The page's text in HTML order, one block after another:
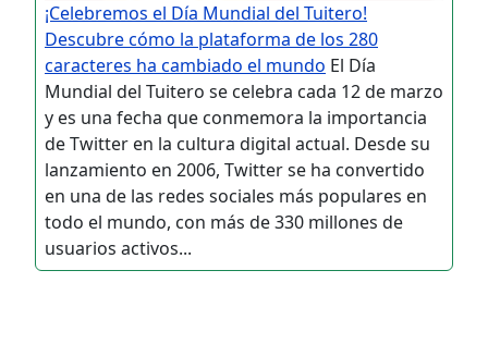
¡Celebremos el Día Mundial del Tuitero!
Descubre cómo la plataforma de los 280
caracteres ha cambiado el mundo El Día
Mundial del Tuitero se celebra cada 12 de marzo
y es una fecha que conmemora la importancia
de Twitter en la cultura digital actual. Desde su
lanzamiento en 2006, Twitter se ha convertido
en una de las redes sociales más populares en
todo el mundo, con más de 330 millones de
usuarios activos...